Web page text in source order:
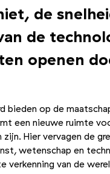
de
de
openen
bieden op de
een nieuwe ruimte
Hier vervagen de
wetenschap en
verkenning van de